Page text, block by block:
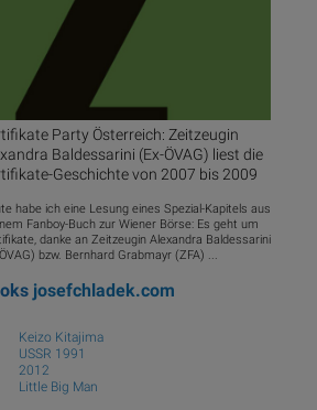
Party Österreich: Zeitzeugin
Baldessarini (Ex-ÖVAG) liest die
Geschichte von 2007 bis 2009
habe ich eine Lesung eines Spezial-Kapitels aus
Fanboy-Buch zur Wiener Börse: Es geht um
danke an Zeitzeugin Alexandra Baldessarini
bzw. Bernhard Grabmayr (ZFA) ...
josefchladek.com
Keizo Kitajima
USSR 1991
2012
Little Big Man